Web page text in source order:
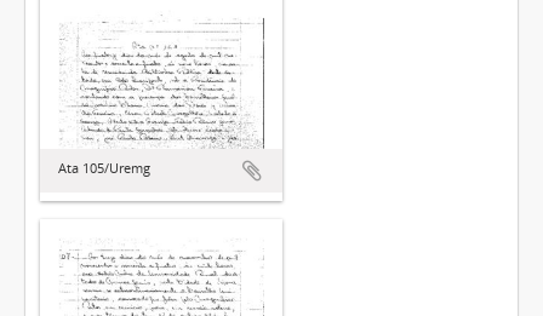
Ata 105/Uremg